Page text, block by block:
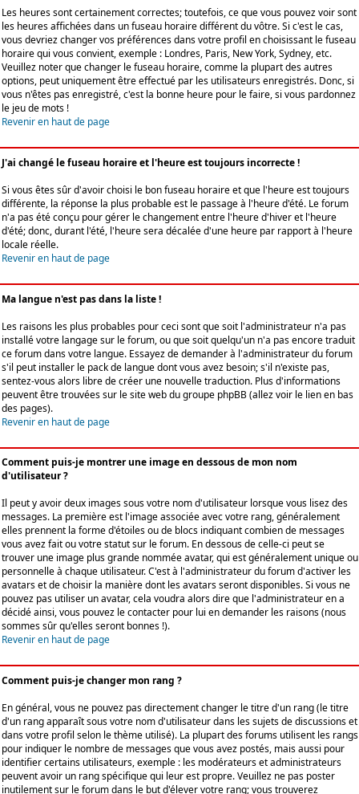
Les heures sont certainement correctes; toutefois, ce que vous pouvez voir sont
les heures affichées dans un fuseau horaire différent du vôtre. Si c'est le cas,
vous devriez changer vos préférences dans votre profil en choisissant le fuseau
horaire qui vous convient, exemple : Londres, Paris, New York, Sydney, etc.
Veuillez noter que changer le fuseau horaire, comme la plupart des autres
options, peut uniquement être effectué par les utilisateurs enregistrés. Donc, si
vous n'êtes pas enregistré, c'est la bonne heure pour le faire, si vous pardonnez
le jeu de mots !
Revenir en haut de page
J'ai changé le fuseau horaire et l'heure est toujours incorrecte !
Si vous êtes sûr d'avoir choisi le bon fuseau horaire et que l'heure est toujours
différente, la réponse la plus probable est le passage à l'heure d'été. Le forum
n'a pas été conçu pour gérer le changement entre l'heure d'hiver et l'heure
d'été; donc, durant l'été, l'heure sera décalée d'une heure par rapport à l'heure
locale réelle.
Revenir en haut de page
Ma langue n'est pas dans la liste !
Les raisons les plus probables pour ceci sont que soit l'administrateur n'a pas
installé votre langage sur le forum, ou que soit quelqu'un n'a pas encore traduit
ce forum dans votre langue. Essayez de demander à l'administrateur du forum
s'il peut installer le pack de langue dont vous avez besoin; s'il n'existe pas,
sentez-vous alors libre de créer une nouvelle traduction. Plus d'informations
peuvent être trouvées sur le site web du groupe phpBB (allez voir le lien en bas
des pages).
Revenir en haut de page
Comment puis-je montrer une image en dessous de mon nom
d'utilisateur ?
Il peut y avoir deux images sous votre nom d'utilisateur lorsque vous lisez des
messages. La première est l'image associée avec votre rang, généralement
elles prennent la forme d'étoiles ou de blocs indiquant combien de messages
vous avez fait ou votre statut sur le forum. En dessous de celle-ci peut se
trouver une image plus grande nommée avatar, qui est généralement unique ou
personnelle à chaque utilisateur. C'est à l'administrateur du forum d'activer les
avatars et de choisir la manière dont les avatars seront disponibles. Si vous ne
pouvez pas utiliser un avatar, cela voudra alors dire que l'administrateur en a
décidé ainsi, vous pouvez le contacter pour lui en demander les raisons (nous
sommes sûr qu'elles seront bonnes !).
Revenir en haut de page
Comment puis-je changer mon rang ?
En général, vous ne pouvez pas directement changer le titre d'un rang (le titre
d'un rang apparaît sous votre nom d'utilisateur dans les sujets de discussions et
dans votre profil selon le thème utilisé). La plupart des forums utilisent les rangs
pour indiquer le nombre de messages que vous avez postés, mais aussi pour
identifier certains utilisateurs, exemple : les modérateurs et administrateurs
peuvent avoir un rang spécifique qui leur est propre. Veuillez ne pas poster
inutilement sur le forum dans le but d'élever votre rang; vous trouverez